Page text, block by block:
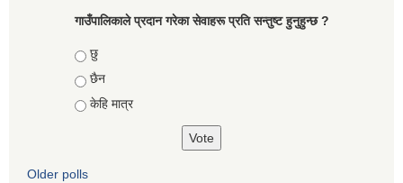
गाउँपालिकाले प्रदान गरेका सेवाहरू प्रति सन्तुष्ट हुनुहुन्छ ?
Choices
छु
छैन
केहि मात्र
Older polls